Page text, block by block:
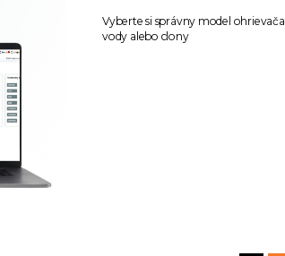
Vyberte si správny model ohrievača
vody alebo clony